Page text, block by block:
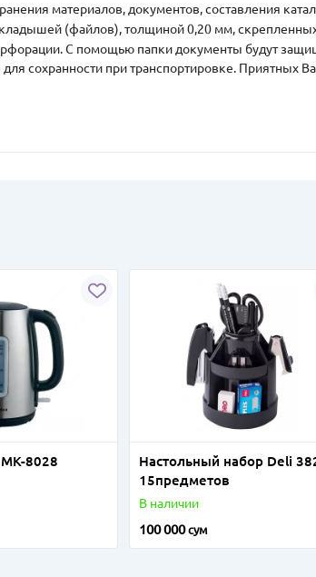
материалов, документов, составления
(файлов), толщиной 0,20 мм,
С помощью папки документы будут
сохранности при транспортировке. Приятных
8028
Настольный набор Deli
15предметов
В наличии
100 000сум